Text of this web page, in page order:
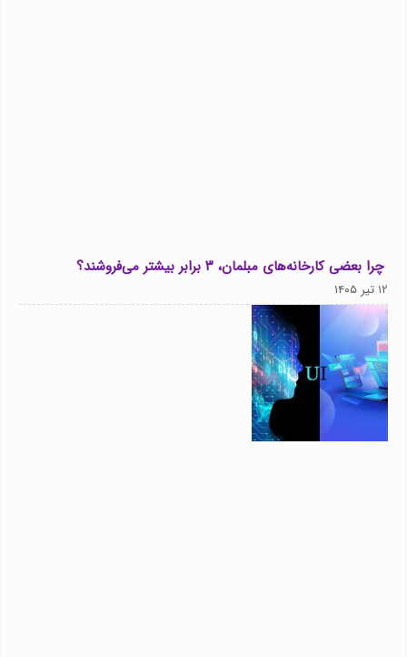
چرا بعضی کارخانه‌های مبلمان، ۳ برابر بیشتر می‌فروشند؟
۱۲ تیر ۱۴۰۵